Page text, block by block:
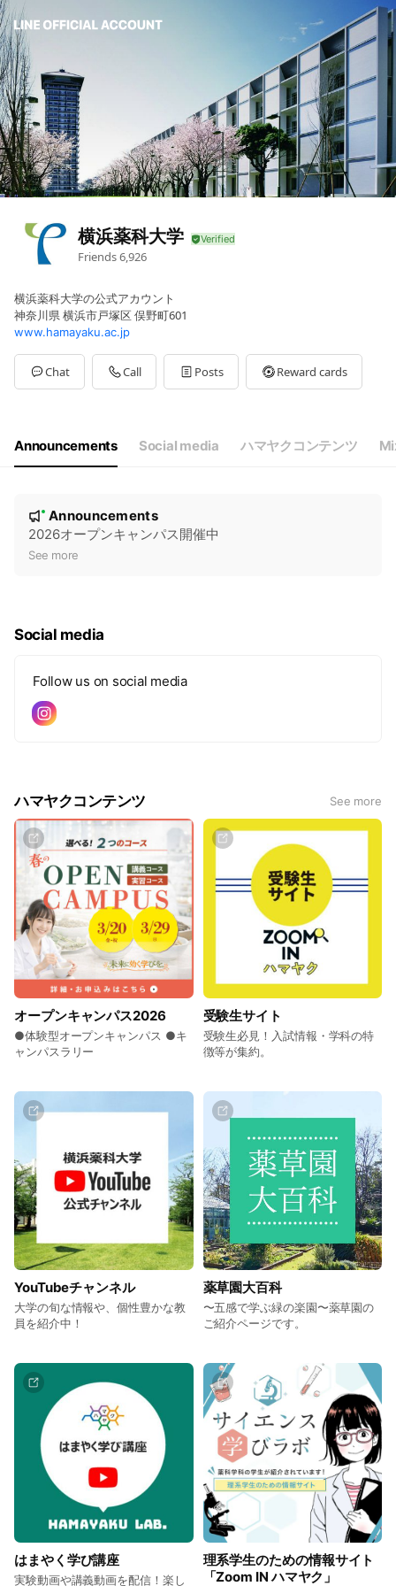
横浜薬科大学
Friends6,926
横浜薬科大学の公式アカウント
神奈川県 横浜市戸塚区 俣野町601
www.hamayaku.ac.jp
Chat Call Posts Reward cards
Announcements Social media ハマヤクコンテンツ
e
New
Announcements
2026オープンキャンパス開催中
See more
Social media
Follow us on social media
ハマヤクコンテンツ See more
オープンキャンパス2026
●体験型オープンキャンパス ●キ
ャンパスラリー
受験生サイト
受験生必見！入試情報・学科の特
徴等が集約。
YouTubeチャンネル
大学の旬な情報や、個性豊かな教
員を紹介中！
薬草園大百科
〜五感で学ぶ緑の楽園〜薬草園の
ご紹介ページです。
はまやく学び講座
実験動画や講義動画を配信！楽し
理系学生のための情報サイト
「Zoom IN ハマヤク」